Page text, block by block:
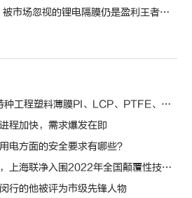
忽视的锂电隔膜仍是盈利王者？| 见智研究
料薄膜PI、LCP、PTFE、PPS、PEEK、PEN
程加快，需求爆发在即
电方面的安全要求有哪些？
联净入围2022年全国颠覆性技术创新大赛
行的他被评为市级先锋人物